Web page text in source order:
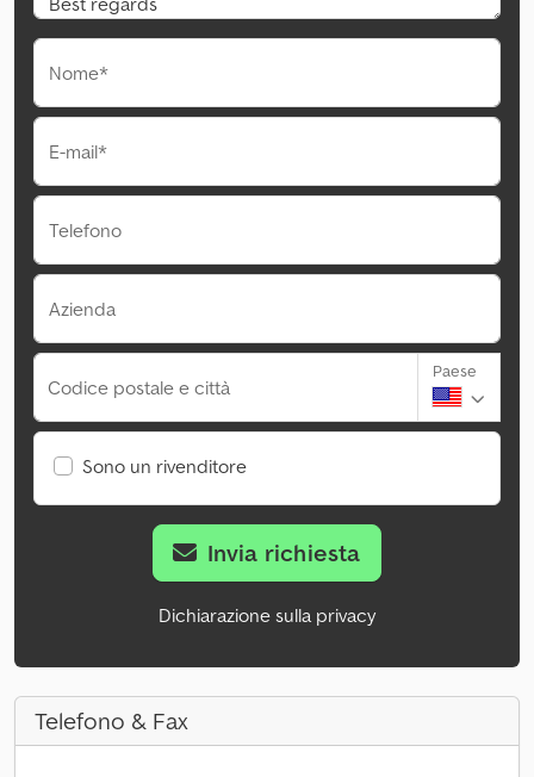
Nome*
E-mail*
Telefono
Azienda
Codice postale e città
Paese
Sono un rivenditore
Invia richiesta
Dichiarazione sulla privacy
Telefono & Fax